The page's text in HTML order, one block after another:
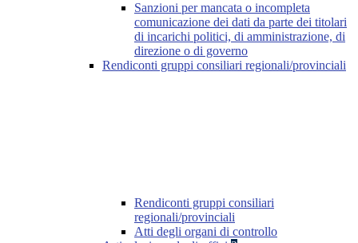
Sanzioni per mancata o incompleta
comunicazione dei dati da parte dei titolari
di incarichi politici, di amministrazione, di
direzione o di governo
Rendiconti gruppi consiliari regionali/provinciali
Rendiconti gruppi consiliari
regionali/provinciali
Atti degli organi di controllo